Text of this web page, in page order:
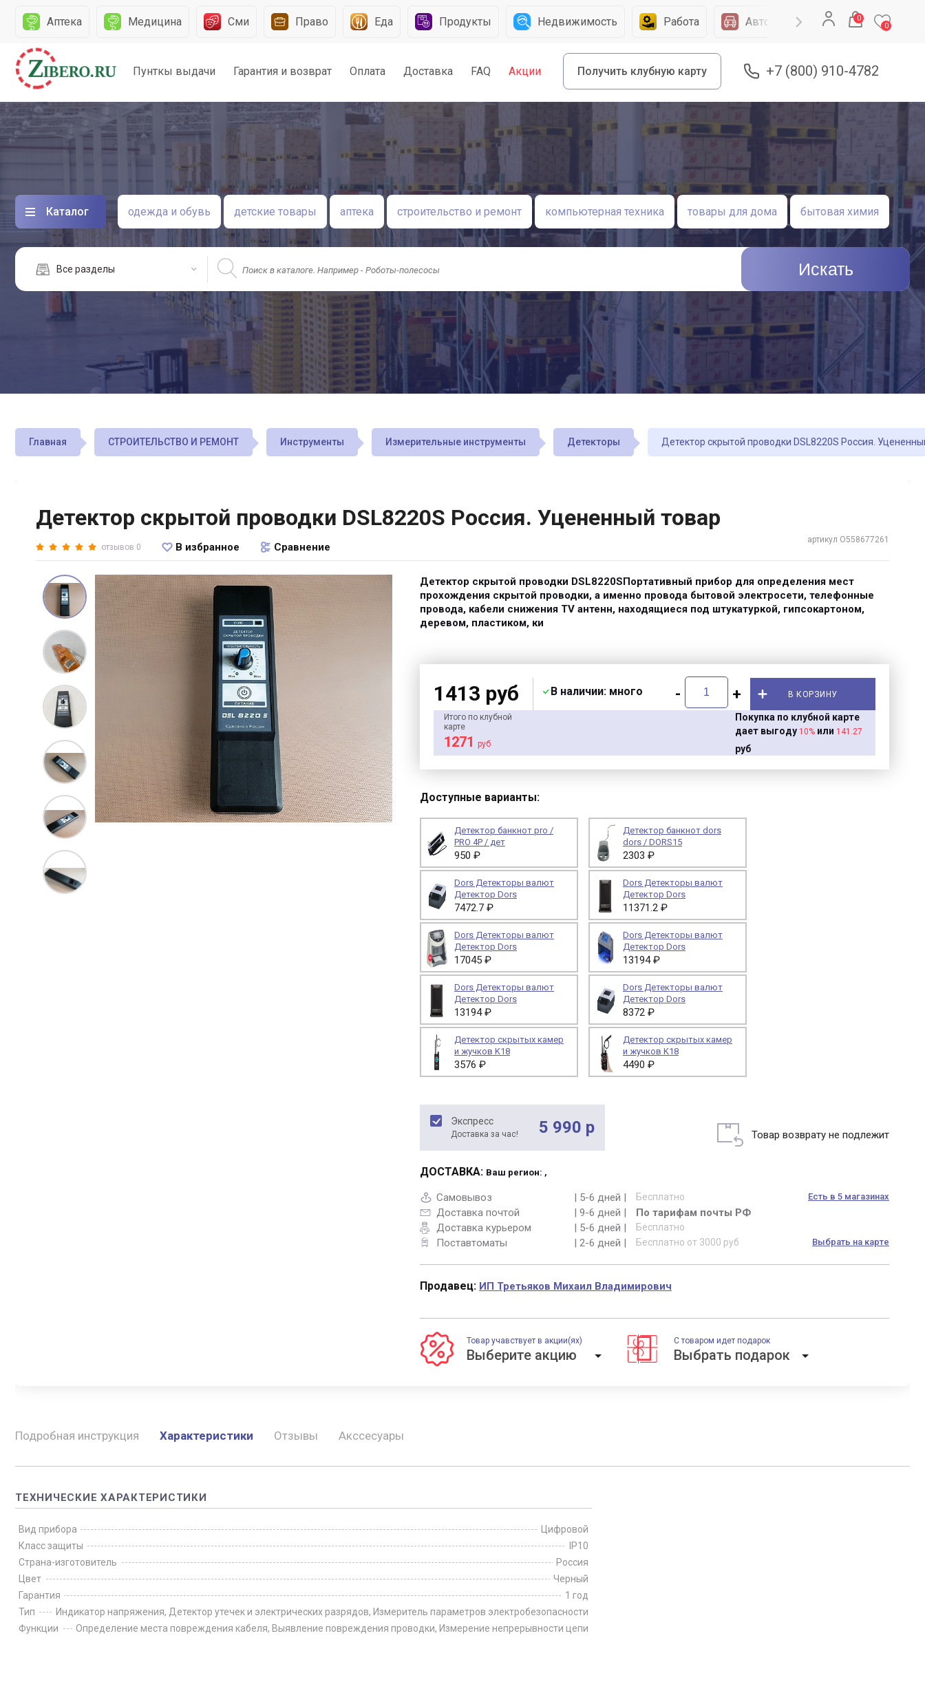
Аптека Медицина Сми Право Еда Продукты Недвижимость Работа Автомобили Запчасти
0
0
Пунткы выдачи Гарантия и возврат Оплата Доставка FAQ Акции Получить клубную карту +7 (800) 910-4782
Каталог одежда и обувь детские товары аптека строительство и ремонт компьютерная техника товары для дома бытовая химия
Искать
Главная СТРОИТЕЛЬСТВО И РЕМОНТ Инструменты Измерительные инструменты Детекторы Детектор скрытой проводки DSL8220S Россия.
Детектор скрытой проводки DSL8220S Россия. Уцененный товар
отзывов 0 В избранное Сравнение
артикул O558677261
Детектор скрытой проводки DSL8220SПортативный прибор для определения мест
прохождения скрытой проводки, а именно провода бытовой электросети, телефонные
провода, кабели снижения TV антенн, находящиеся под штукатуркой, гипсокартоном,
деревом, пластиком, ки
1413 руб В наличии: много - + В КОРЗИНУ
Итого по клубной
карте
1271 руб
Покупка по клубной карте
дает выгоду 10% или 141.27
руб
Доступные варианты:
Детектор банкнот pro /
PRO 4P / дет
950 ₽
Детектор банкнот dors
dors / DORS15
2303 ₽
Dors Детекторы валют
Детектор Dors
7472.7 ₽
Dors Детекторы валют
Детектор Dors
11371.2 ₽
Dors Детекторы валют
Детектор Dors
17045 ₽
Dors Детекторы валют
Детектор Dors
13194 ₽
Dors Детекторы валют
Детектор Dors
13194 ₽
Dors Детекторы валют
Детектор Dors
8372 ₽
Детектор скрытых камер
и жучков K18
3576 ₽
Детектор скрытых камер
и жучков K18
4490 ₽
Экспресс
Доставка за час! 5 990 р Товар возврату не подлежит
ДОСТАВКА: Ваш регион: ,
Самовывоз | 5-6 дней | Бесплатно Есть в 5 магазинах
Доставка почтой | 9-6 дней |
По тарифам почты РФ
Доставка курьером
| 5-6 дней | Бесплатно
Поставтоматы | 2-6 дней | Бесплатно от 3000 руб Выбрать на карте
Продавец: ИП Третьяков Михаил Владимирович
Товар учавствует в акции(ях) С товаром идет подарок
Подробная инструкция Характеристики Отзывы Акссесуары
ТЕХНИЧЕСКИЕ ХАРАКТЕРИСТИКИ
Вид прибора
Цифровой
Класс защиты
IP10
Страна-изготовитель
Россия
Цвет
Черный
Гарантия
1 год
Тип
Индикатор напряжения, Детектор утечек и электрических разрядов, Измеритель параметров электробезопасности
Функции
Определение места повреждения кабеля, Выявление повреждения проводки, Измерение непрерывности цепи